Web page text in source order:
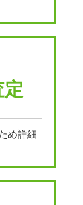
め詳細